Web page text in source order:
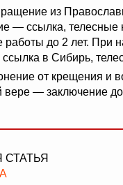
из
— ссылка, телесные
работы до 2 лет. При
в Сибирь,
от крещения и
вере — заключение до